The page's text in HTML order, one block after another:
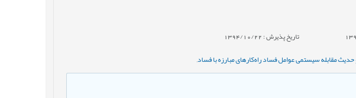
تاریخ پذیرش : 1394/10/22
مقابله سیستمی عوامل فساد راه‌کارهای مبارزه با فساد,